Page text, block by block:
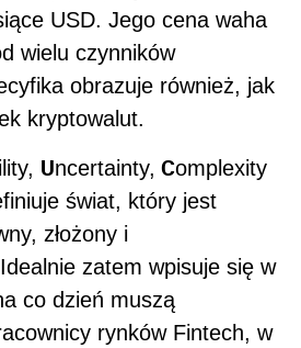
USD. Jego cena waha
wielu czynników
obrazuje również, jak
kryptowalut.
Uncertainty, Complexity
świat, który jest
złożony i
zatem wpisuje się w
co dzień muszą
rynków Fintech, w